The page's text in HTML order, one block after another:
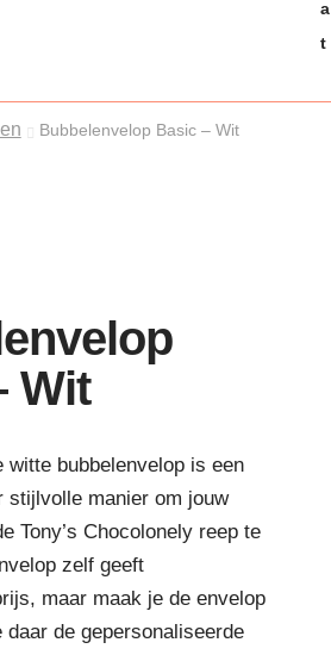
a
t
Bubbelenvelop Basic – Wit
Wit
witte bubbelenvelop is een
stijlvolle manier om jouw
Tony’s Chocolonely reep te
zelf geeft
maar maak je de envelop
daar de gepersonaliseerde